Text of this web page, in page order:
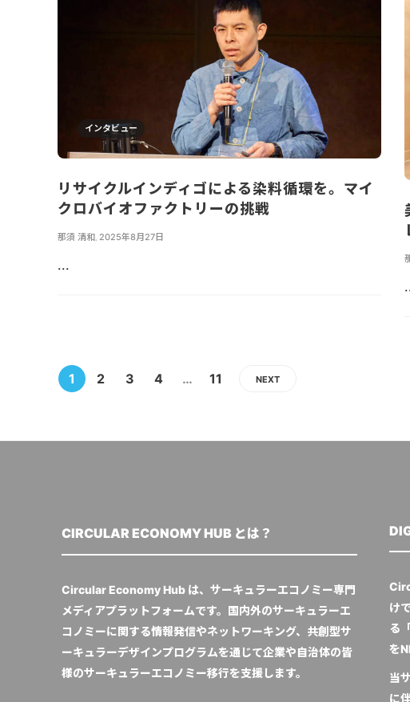
インタビュー
リサイクルインディゴによる染料循環を。マイ
クロバイオファクトリーの挑戦
那須 清和 2025年8月27日
...
1 2 3 4 … 11 NEXT
CIRCULAR ECONOMY HUB とは？
Circular Economy Hub は、サーキュラーエコノミー専門
メディアプラットフォームです。国内外のサーキュラーエ
コノミーに関する情報発信やネットワーキング、共創型サ
ーキュラーデザインプログラムを通じて企業や自治体の皆
様のサーキュラーエコノミー移行を支援します。
け
る
を
当
に